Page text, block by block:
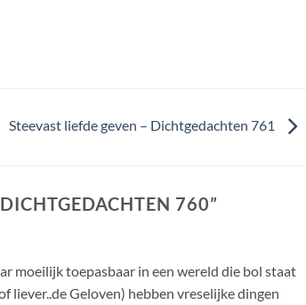
Steevast liefde geven – Dichtgedachten 761
760”
moeilijk toepasbaar in een wereld die bol staat
liever..de Geloven) hebben vreselijke dingen